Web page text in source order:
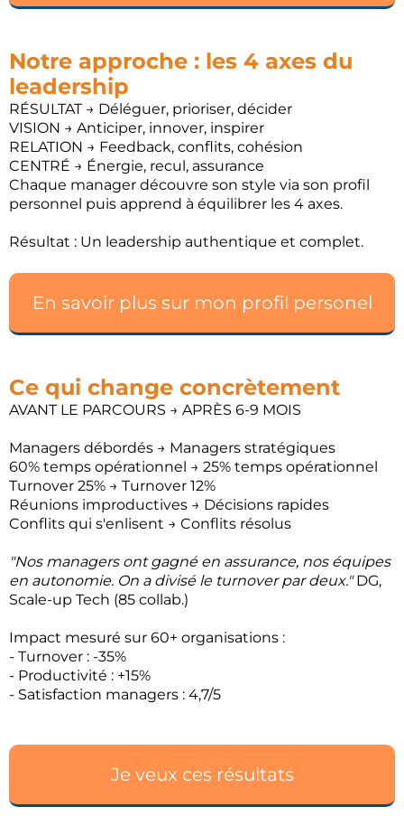
Notre approche : les 4 axes du
leadership
RÉSULTAT → Déléguer, prioriser, décider
VISION → Anticiper, innover, inspirer
RELATION → Feedback, conflits, cohésion
CENTRÉ → Énergie, recul, assurance
Chaque manager découvre son style via son profil
personnel puis apprend à équilibrer les 4 axes.
Résultat : Un leadership authentique et complet.
En savoir plus sur mon profil personel
Ce qui change concrètement
AVANT LE PARCOURS → APRÈS 6-9 MOIS
Managers débordés → Managers stratégiques
60% temps opérationnel → 25% temps opérationnel
Turnover 25% → Turnover 12%
Réunions improductives → Décisions rapides
Conflits qui s'enlisent → Conflits résolus
"Nos managers ont gagné en assurance, nos équipes
en autonomie. On a divisé le turnover par deux."DG,
Scale-up Tech (85 collab.)
Impact mesuré sur 60+ organisations :
- Turnover : -35%
- Productivité : +15%
- Satisfaction managers : 4,7/5
Je veux ces résultats